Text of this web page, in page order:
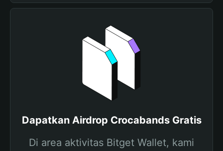
Dapatkan Airdrop Crocabands Gratis
Di area aktivitas Bitget Wallet, kami